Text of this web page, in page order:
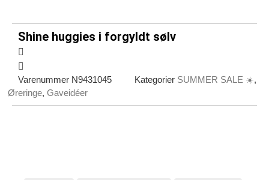
Shine huggies i forgyldt sølv
Varenummer N9431045 Kategorier SUMMER SALE ☀️,
Øreringe, Gaveidéer